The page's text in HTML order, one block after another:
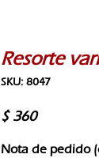
Resorte
SKU: 8047
$ 360Precio
Nota de pedido